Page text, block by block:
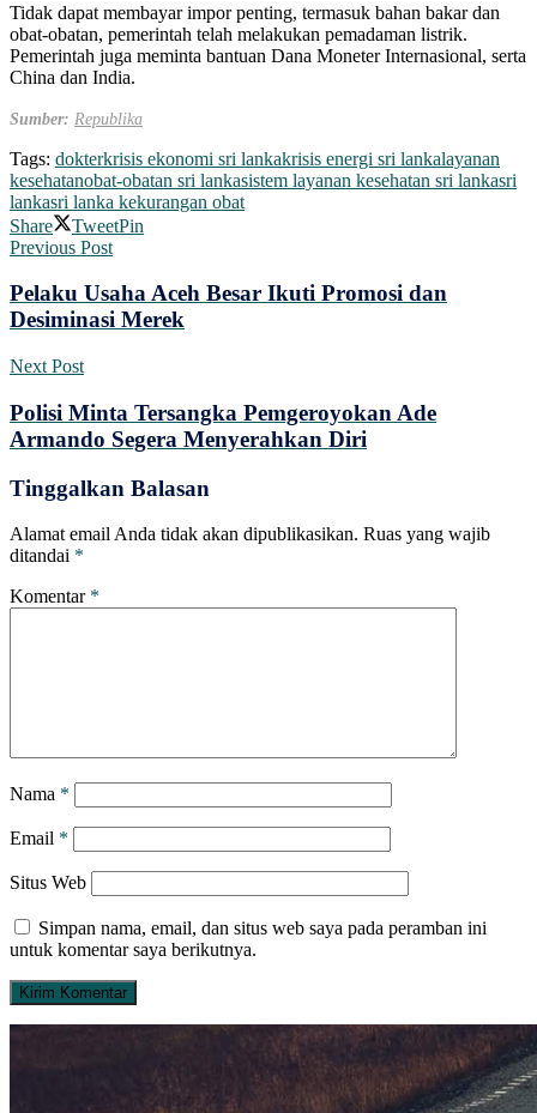
Tidak dapat membayar impor penting, termasuk bahan bakar dan
obat-obatan, pemerintah telah melakukan pemadaman listrik.
Pemerintah juga meminta bantuan Dana Moneter Internasional, serta
China dan India.
Sumber: Republika
Tags: dokterkrisis ekonomi sri lankakrisis energi sri lankalayanan
kesehatanobat-obatan sri lankasistem layanan kesehatan sri lankasri
lankasri lanka kekurangan obat
Share
TweetPin
Previous Post
Pelaku Usaha Aceh Besar Ikuti Promosi dan
Desiminasi Merek
Next Post
Polisi Minta Tersangka Pemgeroyokan Ade
Armando Segera Menyerahkan Diri
Tinggalkan Balasan
Alamat email Anda tidak akan dipublikasikan. Ruas yang wajib
ditandai *
Komentar *
Nama *
Email *
Situs Web
Simpan nama, email, dan situs web saya pada peramban ini
untuk komentar saya berikutnya.